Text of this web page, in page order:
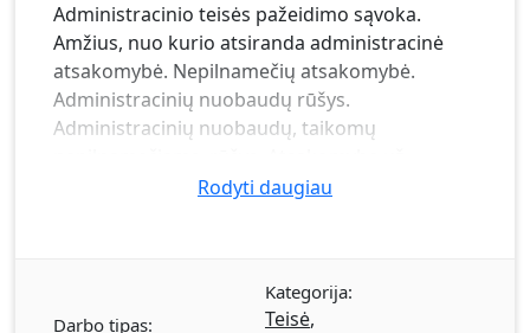
Administracinio teisės pažeidimo sąvoka.
Amžius, nuo kurio atsiranda administracinė
atsakomybė. Nepilnamečių atsakomybė.
Administracinių nuobaudų rūšys.
Administracinių nuobaudų, taikomų
administracinį teisės pažeidimą lengvinančios
Terminas, kuriam pasibaigus laikoma, kad
asmeniui nebuvo paskirta administracinė
Rodyti daugiau
Darbo tipas:
Kategorija:
Teisė,